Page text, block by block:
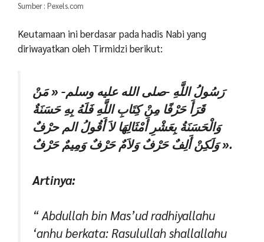
Sumber : Pexels.com
Keutamaan ini berdasar pada hadis Nabi yang
diriwayatkan oleh Tirmidzi berikut:
رَسُولُ اللَّهِ -صلى الله عليه وسلم- « مَنْ
قَرَأَ حَرْفًا مِنْ كِتَابِ اللَّهِ فَلَهُ بِهِ حَسَنَةٌ
وَالْحَسَنَةُ بِعَشْرِ أَمْثَالِهَا لاَ أَقُولُ الم حرْفٌ
وَلَكِنْ أَلِفٌ حَرْفٌ وَلاَمٌ حَرْفٌ وَمِيمٌ حَرْفٌ ».
Artinya:
“Abdullah bin Mas’ud radhiyallahu
‘anhu berkata: Rasulullah shallallahu